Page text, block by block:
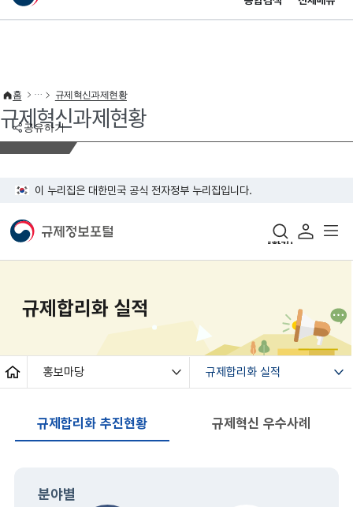
이 누리집은 대한민국 공식 전자정부 누리집입니다.
공유하기
홈 규제혁신과제현황
규제혁신과제현황